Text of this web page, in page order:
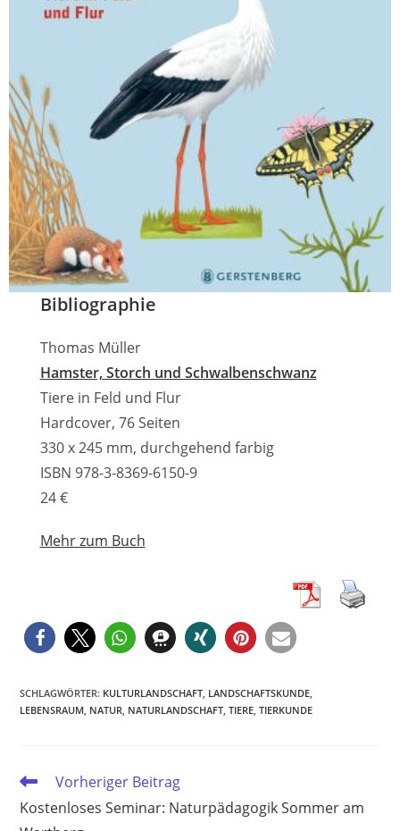
Bibliographie
Thomas Müller
Hamster, Storch und Schwalbenschwanz
Tiere in Feld und Flur
Hardcover, 76 Seiten
330 x 245 mm, durchgehend farbig
ISBN 978-3-8369-6150-9
24 €
Mehr zum Buch
SCHLAGWÖRTER: KULTURLANDSCHAFT LANDSCHAFTSKUNDE
LEBENSRAUM NATUR NATURLANDSCHAFT TIERE TIERKUNDE
Weitere
ansehen
Vorheriger Beitrag
Kostenloses Seminar: Naturpädagogik Sommer am